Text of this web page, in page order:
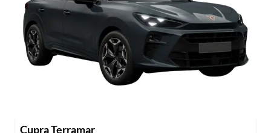
Cupra Terramar